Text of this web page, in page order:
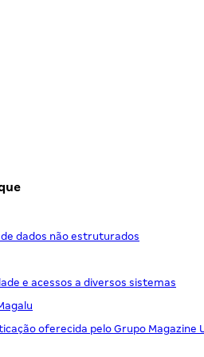
dados não estruturados
e acessos a diversos sistemas
oferecida pelo Grupo Magazine